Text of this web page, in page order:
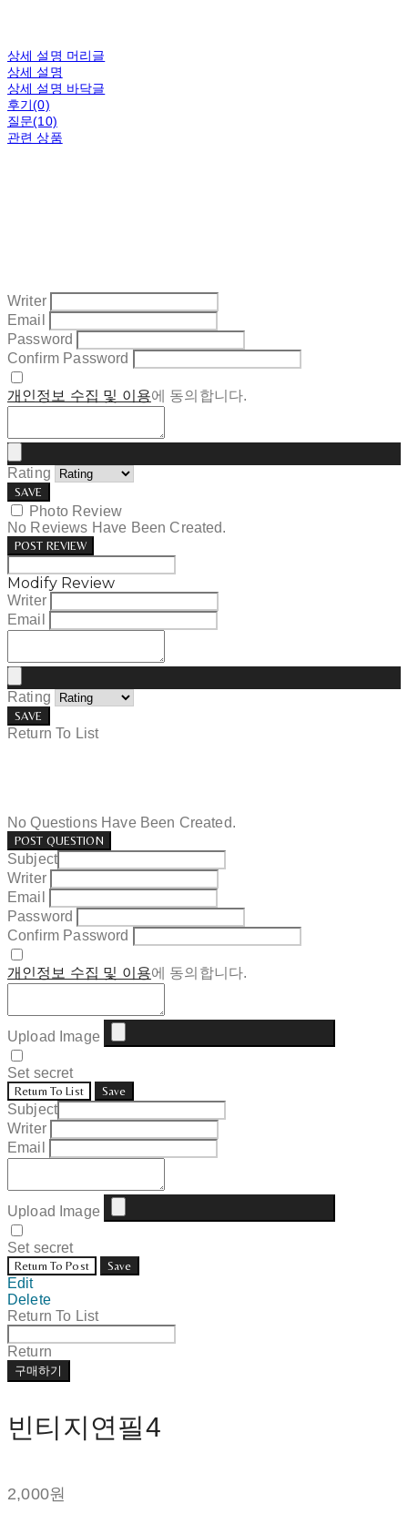
상세 설명 머리글
상세 설명
상세 설명 바닥글
후기(0)
질문(10)
관련 상품
Writer
Email
Password
Confirm Password
개인정보 수집 및 이용에 동의합니다.
Rating
SAVE
Photo Review
No Reviews Have Been Created.
POST REVIEW
Modify Review
Writer
Email
Rating
SAVE
Return To List
No Questions Have Been Created.
POST QUESTION
Subject
Writer
Email
Password
Confirm Password
개인정보 수집 및 이용에 동의합니다.
Upload Image
Set secret
Return To List Save
Subject
Writer
Email
Upload Image
Set secret
Return To Post Save
Edit
Delete
Return To List
Return
구매하기
빈티지연필4
2,000원